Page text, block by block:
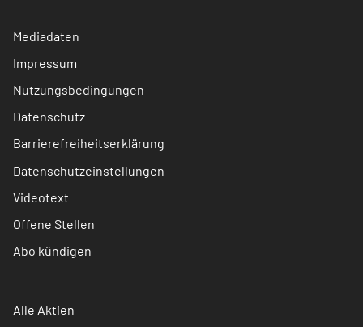
Mediadaten
Impressum
Nutzungsbedingungen
Datenschutz
Barrierefreiheitserklärung
Datenschutzeinstellungen
Videotext
Offene Stellen
Abo kündigen
Alle Aktien